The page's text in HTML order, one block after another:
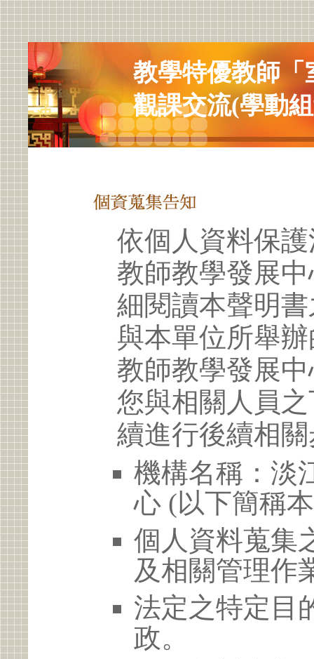
教學特優教師「
觀課交流(學動
依個人資料保
教師教學發展
細閱讀本聲明
與本單位所舉
教師教學發展
您與相關人員
續進行後續相
機構名稱：淡
心 (以下簡稱
個人資料蒐集
及相關管理作
法定之特定目
政。